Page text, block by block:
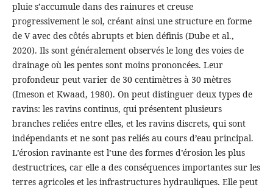
pluie s’accumule dans des rainures et creuse
progressivement le sol, créant ainsi une structure en forme
de V avec des côtés abrupts et bien définis (Dube et al.,
2020). Ils sont généralement observés le long des voies de
drainage où les pentes sont moins prononcées. Leur
profondeur peut varier de 30 centimètres à 30 mètres
(Imeson et Kwaad, 1980). On peut distinguer deux types de
ravins: les ravins continus, qui présentent plusieurs
branches reliées entre elles, et les ravins discrets, qui sont
indépendants et ne sont pas reliés au cours d’eau principal.
L’érosion ravinante est l’une des formes d’érosion les plus
destructrices, car elle a des conséquences importantes sur les
terres agricoles et les infrastructures hydrauliques. Elle peut